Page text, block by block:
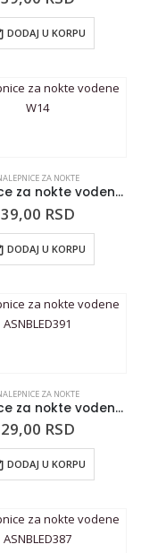
DODAJ U KORPU
ZA NOKTE
Nalepnice za nokte vodene W14
39,00 RSD
DODAJ U KORPU
ZA NOKTE
Nalepnice za nokte vodene ASNBLED391
29,00 RSD
DODAJ U KORPU